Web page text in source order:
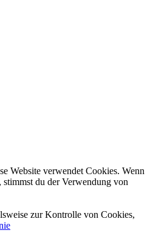
Website verwendet Cookies. Wenn
du der Verwendung von
zur Kontrolle von Cookies,